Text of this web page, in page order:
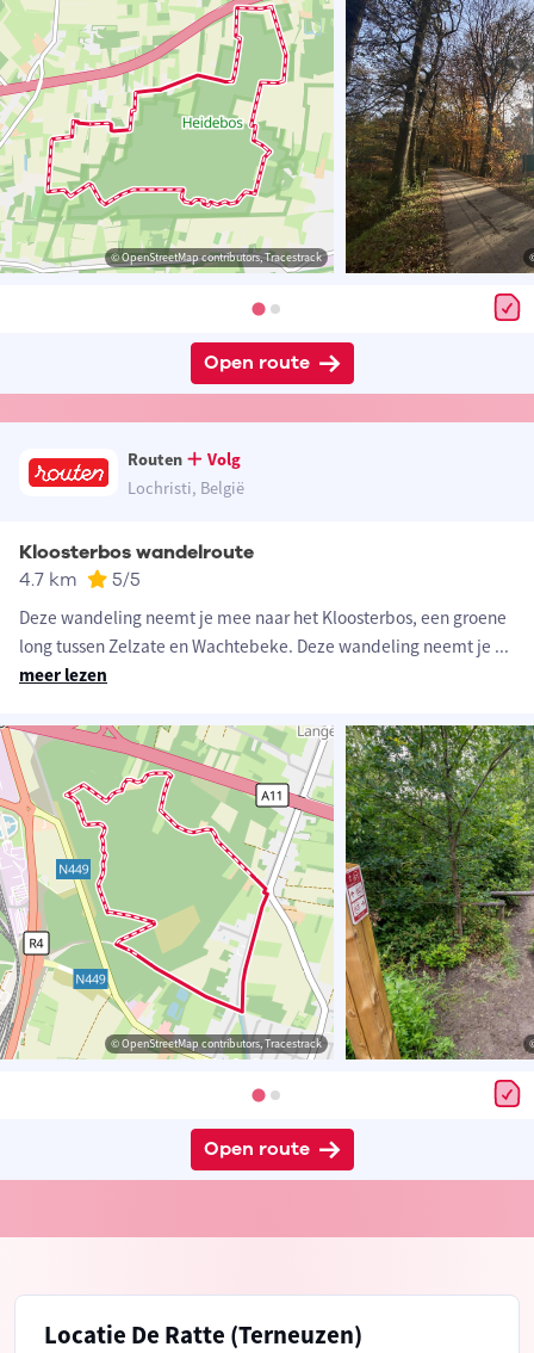
© OpenStreetMap contributors, Tracestrack
Open route
Routen
Volg
Lochristi, België
Kloosterbos wandelroute
4.7 km 5/5
Deze wandeling neemt je mee naar het Kloosterbos, een groene
long tussen Zelzate en Wachtebeke. Deze wandeling neemt je ...
meer lezen
© OpenStreetMap contributors, Tracestrack
Open route
Locatie De Ratte (Terneuzen)